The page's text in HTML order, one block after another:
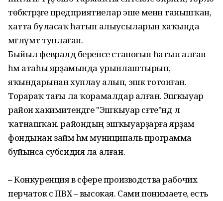
төбәктәрҙәге предприятиелар эше менән танышҡан,
хатта буласаҡ һатып алыусыларын хаҡында
мәғлүмәт туплаған.
Быйыл февралдә беренсе станогын һатып алған
һәм атаһы ярҙамында урынлаштырып,
яҡындарынан хуплау алып, эшкә тотонған.
Торараҡ тағы ла ҡорамалдар алған. Эшҡыуар
район хакимиәтендәге "Эшҡыуар сәғәте"ндә лә
ҡатнашҡан. райондың эшҡыуарҙарға ярҙам
фондынан займ һәм муниципаль программа
буйынса субсидия ла алған.
– Конкуренция в сфере производства рабочих
перчаток с ПВХ – высокая. Сами понимаете, есть